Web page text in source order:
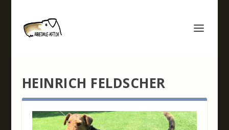
HEINRICH FELDSCHER